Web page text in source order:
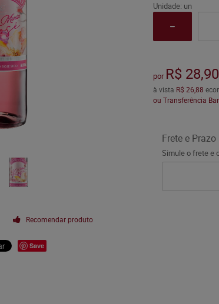
Recomendar produto
Save
Unidade: un
por R$ 28,90
à vista R$ 26,88
ou Transferência
Frete e Prazo
Simule o frete e